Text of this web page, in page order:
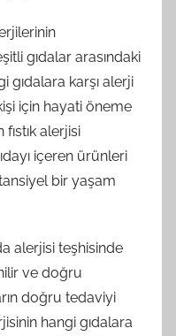
gıdalar arasındaki
gıdalara karşı alerji
için hayati öneme
alerjisi
içeren ürünleri
bir yaşam
alerjisi teşhisinde
ve doğru
doğru tedaviyi
hangi gıdalara